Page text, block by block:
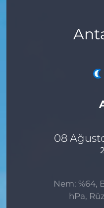
08
Nem: %64,
hPa,